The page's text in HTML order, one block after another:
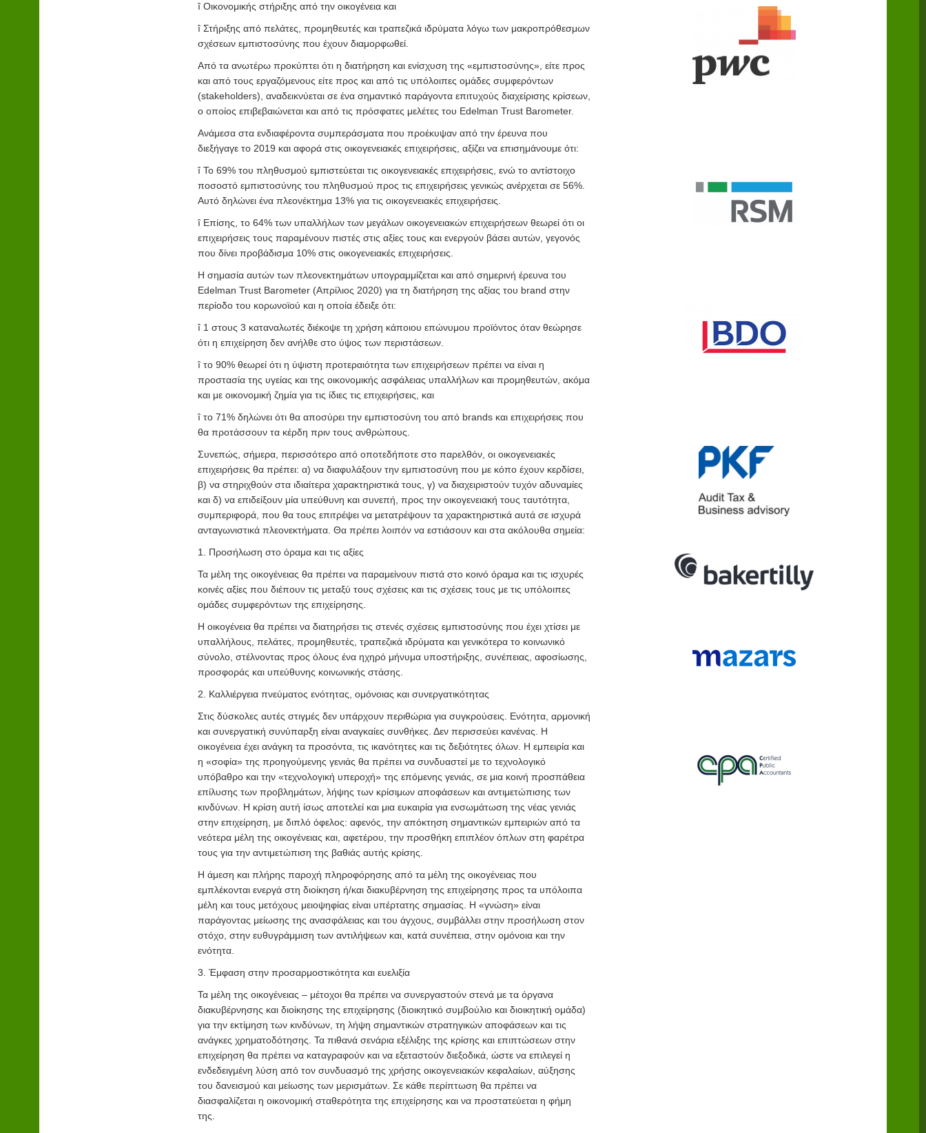
î Οικονομικής στήριξης από την οικογένεια και
î Στήριξης από πελάτες, προμηθευτές και τραπεζικά ιδρύματα λόγω των μακροπρόθεσμων
σχέσεων εμπιστοσύνης που έχουν διαμορφωθεί.
Από τα ανωτέρω προκύπτει ότι η διατήρηση και ενίσχυση της «εμπιστοσύνης», είτε προς
και από τους εργαζόμενους είτε προς και από τις υπόλοιπες ομάδες συμφερόντων
(stakeholders), αναδεικνύεται σε ένα σημαντικό παράγοντα επιτυχούς διαχείρισης κρίσεων,
ο οποίος επιβεβαιώνεται και από τις πρόσφατες μελέτες του Edelman Trust Barometer.
Ανάμεσα στα ενδιαφέροντα συμπεράσματα που προέκυψαν από την έρευνα που
διεξήγαγε το 2019 και αφορά στις οικογενειακές επιχειρήσεις, αξίζει να επισημάνουμε ότι:
î Το 69% του πληθυσμού εμπιστεύεται τις οικογενειακές επιχειρήσεις, ενώ το αντίστοιχο
ποσοστό εμπιστοσύνης του πληθυσμού προς τις επιχειρήσεις γενικώς ανέρχεται σε 56%.
Αυτό δηλώνει ένα πλεονέκτημα 13% για τις οικογενειακές επιχειρήσεις.
î Επίσης, το 64% των υπαλλήλων των μεγάλων οικογενειακών επιχειρήσεων θεωρεί ότι οι
επιχειρήσεις τους παραμένουν πιστές στις αξίες τους και ενεργούν βάσει αυτών, γεγονός
που δίνει προβάδισμα 10% στις οικογενειακές επιχειρήσεις.
Η σημασία αυτών των πλεονεκτημάτων υπογραμμίζεται και από σημερινή έρευνα του
Edelman Trust Barometer (Απρίλιος 2020) για τη διατήρηση της αξίας του brand στην
περίοδο του κορωνοϊού και η οποία έδειξε ότι:
î 1 στους 3 καταναλωτές διέκοψε τη χρήση κάποιου επώνυμου προϊόντος όταν θεώρησε
ότι η επιχείρηση δεν ανήλθε στο ύψος των περιστάσεων.
î το 90% θεωρεί ότι η ύψιστη προτεραιότητα των επιχειρήσεων πρέπει να είναι η
προστασία της υγείας και της οικονομικής ασφάλειας υπαλλήλων και προμηθευτών, ακόμα
και με οικονομική ζημία για τις ίδιες τις επιχειρήσεις, και
î το 71% δηλώνει ότι θα αποσύρει την εμπιστοσύνη του από brands και επιχειρήσεις που
θα προτάσσουν τα κέρδη πριν τους ανθρώπους.
Συνεπώς, σήμερα, περισσότερο από οποτεδήποτε στο παρελθόν, οι οικογενειακές
επιχειρήσεις θα πρέπει: α) να διαφυλάξουν την εμπιστοσύνη που με κόπο έχουν κερδίσει,
β) να στηριχθούν στα ιδιαίτερα χαρακτηριστικά τους, γ) να διαχειριστούν τυχόν αδυναμίες
και δ) να επιδείξουν μία υπεύθυνη και συνεπή, προς την οικογενειακή τους ταυτότητα,
συμπεριφορά, που θα τους επιτρέψει να μετατρέψουν τα χαρακτηριστικά αυτά σε ισχυρά
ανταγωνιστικά πλεονεκτήματα. Θα πρέπει λοιπόν να εστιάσουν και στα ακόλουθα σημεία:
1. Προσήλωση στο όραμα και τις αξίες
Τα μέλη της οικογένειας θα πρέπει να παραμείνουν πιστά στο κοινό όραμα και τις ισχυρές
κοινές αξίες που διέπουν τις μεταξύ τους σχέσεις και τις σχέσεις τους με τις υπόλοιπες
ομάδες συμφερόντων της επιχείρησης.
Η οικογένεια θα πρέπει να διατηρήσει τις στενές σχέσεις εμπιστοσύνης που έχει χτίσει με
υπαλλήλους, πελάτες, προμηθευτές, τραπεζικά ιδρύματα και γενικότερα το κοινωνικό
σύνολο, στέλνοντας προς όλους ένα ηχηρό μήνυμα υποστήριξης, συνέπειας, αφοσίωσης,
προσφοράς και υπεύθυνης κοινωνικής στάσης.
2. Καλλιέργεια πνεύματος ενότητας, ομόνοιας και συνεργατικότητας
Στις δύσκολες αυτές στιγμές δεν υπάρχουν περιθώρια για συγκρούσεις. Ενότητα, αρμονική
και συνεργατική συνύπαρξη είναι αναγκαίες συνθήκες. Δεν περισσεύει κανένας. Η
οικογένεια έχει ανάγκη τα προσόντα, τις ικανότητες και τις δεξιότητες όλων. Η εμπειρία και
η «σοφία» της προηγούμενης γενιάς θα πρέπει να συνδυαστεί με το τεχνολογικό
υπόβαθρο και την «τεχνολογική υπεροχή» της επόμενης γενιάς, σε μια κοινή προσπάθεια
επίλυσης των προβλημάτων, λήψης των κρίσιμων αποφάσεων και αντιμετώπισης των
κινδύνων. Η κρίση αυτή ίσως αποτελεί και μια ευκαιρία για ενσωμάτωση της νέας γενιάς
στην επιχείρηση, με διπλό όφελος: αφενός, την απόκτηση σημαντικών εμπειριών από τα
νεότερα μέλη της οικογένειας και, αφετέρου, την προσθήκη επιπλέον όπλων στη φαρέτρα
τους για την αντιμετώπιση της βαθιάς αυτής κρίσης.
Η άμεση και πλήρης παροχή πληροφόρησης από τα μέλη της οικογένειας που
εμπλέκονται ενεργά στη διοίκηση ή/και διακυβέρνηση της επιχείρησης προς τα υπόλοιπα
μέλη και τους μετόχους μειοψηφίας είναι υπέρτατης σημασίας. Η «γνώση» είναι
παράγοντας μείωσης της ανασφάλειας και του άγχους, συμβάλλει στην προσήλωση στον
στόχο, στην ευθυγράμμιση των αντιλήψεων και, κατά συνέπεια, στην ομόνοια και την
ενότητα.
3. Έμφαση στην προσαρμοστικότητα και ευελιξία
Τα μέλη της οικογένειας – μέτοχοι θα πρέπει να συνεργαστούν στενά με τα όργανα
διακυβέρνησης και διοίκησης της επιχείρησης (διοικητικό συμβούλιο και διοικητική ομάδα)
για την εκτίμηση των κινδύνων, τη λήψη σημαντικών στρατηγικών αποφάσεων και τις
ανάγκες χρηματοδότησης. Τα πιθανά σενάρια εξέλιξης της κρίσης και επιπτώσεων στην
επιχείρηση θα πρέπει να καταγραφούν και να εξεταστούν διεξοδικά, ώστε να επιλεγεί η
ενδεδειγμένη λύση από τον συνδυασμό της χρήσης οικογενειακών κεφαλαίων, αύξησης
του δανεισμού και μείωσης των μερισμάτων. Σε κάθε περίπτωση θα πρέπει να
διασφαλίζεται η οικονομική σταθερότητα της επιχείρησης και να προστατεύεται η φήμη
της.